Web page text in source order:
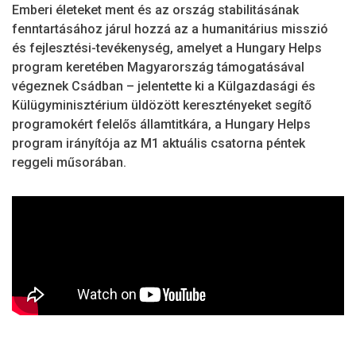
Emberi életeket ment és az ország stabilitásának
fenntartásához járul hozzá az a humanitárius misszió
és fejlesztési-tevékenység, amelyet a Hungary Helps
program keretében Magyarország támogatásával
végeznek Csádban – jelentette ki a Külgazdasági és
Külügyminisztérium üldözött keresztényeket segítő
programokért felelős államtitkára, a Hungary Helps
program irányítója az M1 aktuális csatorna péntek
reggeli műsorában.